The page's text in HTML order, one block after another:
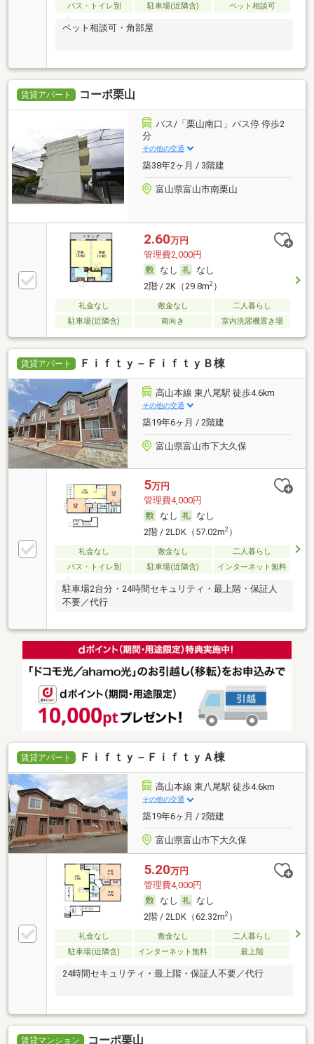
バス・トイレ別
駐車場(近隣含) ペット相談可
ペット相談可・角部屋
賃貸アパート コーポ栗山
バス/「栗山南口」バス停 停歩2
分
その他の交通
築38年2ヶ月 / 3階建
富山県富山市南栗山
2.60万円
管理費2,000円
なし
なし
2階 / 2K（29.8m2）
礼金なし 敷金なし
二人暮らし
駐車場(近隣含)
南向き 室内洗濯機置き場
賃貸アパート Ｆｉｆｔｙ－ＦｉｆｔｙＢ棟
高山本線 東八尾駅 徒歩4.6km
その他の交通
築19年6ヶ月 / 2階建
富山県富山市下大久保
5万円
管理費4,000円
なし
なし
2階 / 2LDK（57.02m2）
礼金なし 敷金なし
二人暮らし
バス・トイレ別
駐車場(近隣含) インターネット無料
駐車場2台分・24時間セキュリティ・最上階・保証人
不要／代行
賃貸アパート Ｆｉｆｔｙ－ＦｉｆｔｙＡ棟
高山本線 東八尾駅 徒歩4.6km
その他の交通
築19年6ヶ月 / 2階建
富山県富山市下大久保
5.20万円
管理費4,000円
なし
なし
2階 / 2LDK（62.32m2）
礼金なし 敷金なし
二人暮らし
駐車場(近隣含)
インターネット無料 最上階
24時間セキュリティ・最上階・保証人不要／代行
賃貸マンション コーポ栗山